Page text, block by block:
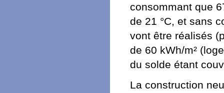
consommant que
de 21 °C, et sans
vont être réalisés
de 60 kWh/m²
du solde étant
La construction